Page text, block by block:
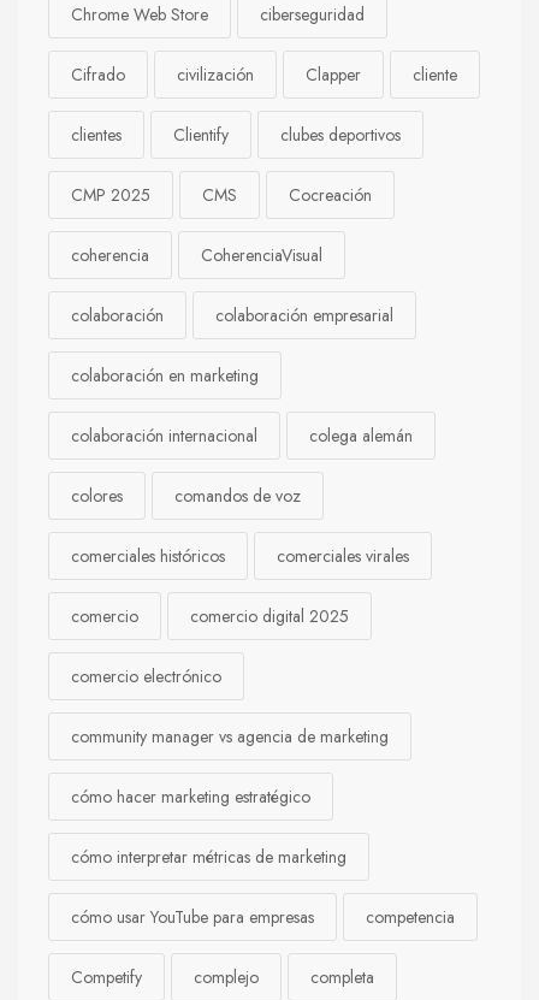
Chrome Web Store ciberseguridad
Cifrado civilización Clapper cliente
clientes Clientify clubes deportivos
CMP 2025 CMS Cocreación
coherencia CoherenciaVisual
colaboración colaboración empresarial
colaboración en marketing
colaboración internacional colega alemán
colores comandos de voz
comerciales históricos comerciales virales
comercio comercio digital 2025
comercio electrónico
community manager vs agencia de marketing
cómo hacer marketing estratégico
cómo interpretar métricas de marketing
cómo usar YouTube para empresas competencia
Competify complejo completa